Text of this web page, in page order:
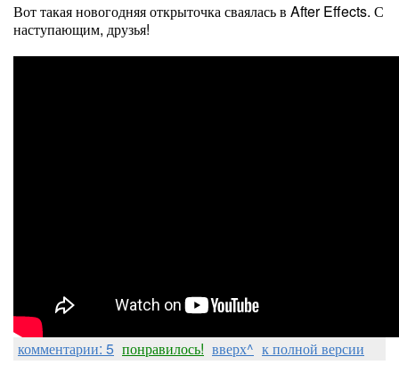
Вот такая новогодняя открыточка сваялась в After Effects. С
наступающим, друзья!
комментарии: 5 понравилось! вверх^ к полной версии